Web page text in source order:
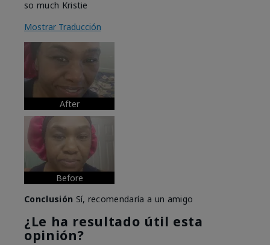
so much Kristie
Mostrar Traducción
After
Before
Conclusión Sí, recomendaría a un amigo
¿Le ha resultado útil esta
opinión?